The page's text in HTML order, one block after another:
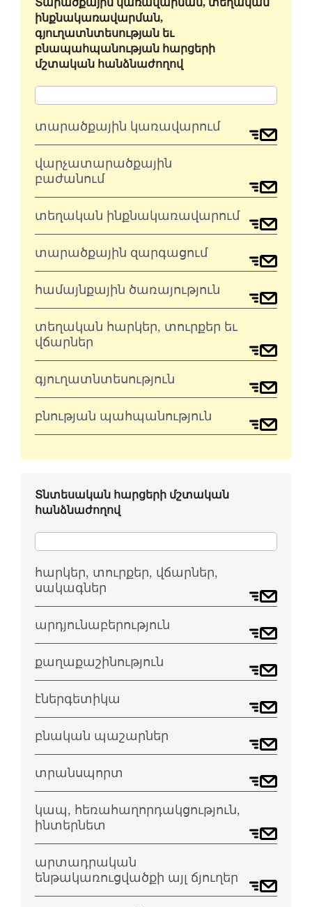
Տարածքային կառավարման, տեղական
ինքնակառավարման,
գյուղատնտեսության եւ
բնապահպանության հարցերի
մշտական հանձնաժողով
տարածքային կառավարում
վարչատարածքային
բաժանում
տեղական ինքնակառավարում
տարածքային զարգացում
համայնքային ծառայություն
տեղական հարկեր, տուրքեր եւ
վճարներ
գյուղատնտեսություն
բնության պահպանություն
Տնտեսական հարցերի մշտական
հանձնաժողով
հարկեր, տուրքեր, վճարներ,
սակագներ
արդյունաբերություն
քաղաքաշինություն
էներգետիկա
բնական պաշարներ
տրանսպորտ
կապ, հեռահաղորդակցություն,
ինտերնետ
արտադրական
ենթակառուցվածքի այլ ճյուղեր